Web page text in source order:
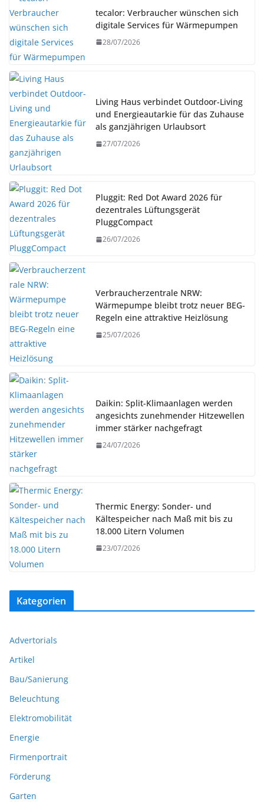
tecalor: Verbraucher wünschen sich
digitale Services für Wärmepumpen
28/07/2026
Living Haus verbindet Outdoor-Living
und Energieautarkie für das Zuhause
als ganzjährigen Urlaubsort
27/07/2026
Pluggit: Red Dot Award 2026 für
dezentrales Lüftungsgerät
PluggCompact
26/07/2026
Verbraucherzentrale NRW:
Wärmepumpe bleibt trotz neuer BEG-
Regeln eine attraktive Heizlösung
25/07/2026
Daikin: Split-Klimaanlagen werden
angesichts zunehmender Hitzewellen
immer stärker nachgefragt
24/07/2026
Thermic Energy: Sonder- und
Kältespeicher nach Maß mit bis zu
18.000 Litern Volumen
23/07/2026
Kategorien
Advertorials
Artikel
Bau/Sanierung
Beleuchtung
Elektromobilität
Energie
Firmenportrait
Förderung
Garten